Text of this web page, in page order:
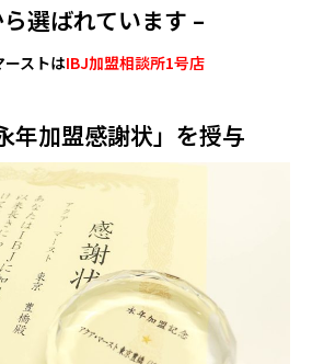
選ばれています –
ーストはIBJ加盟相談所1号店
年加盟感謝状」を授与